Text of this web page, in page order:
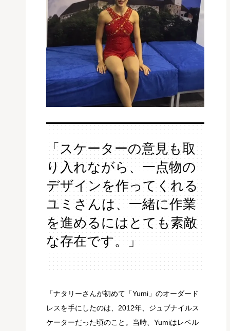
「スケーターの意見も取
り入れながら、一点物の
デザインを作ってくれる
ユミさんは、一緒に作業
を進めるにはとても素敵
な存在です。」
「ナタリーさんが初めて「Yumi」のオーダード
レスを手にしたのは、2012年、ジュブナイルス
ケーターだった頃のこと。当時、Yumiはレベル